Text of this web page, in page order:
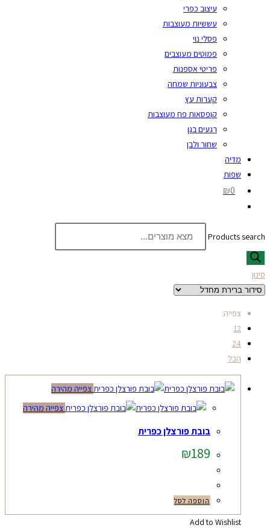
עיצוב כפרי
עששיות מעוצבות
פסלי נוי
פמוטים מעוצבים
פריטי אספנות
צבעוניות שמחה
קערות עץ
קופסאות פח מעוצבות
רגעים בגן
שחור ולבן
מדיה
שפות
₪0
Products search
סינון
צפייה:
12
24
הכל
צפייה מהירה
צפייה מהירה
בובת פורצלן כפרית
₪189
הוספה לסל
Add to Wishlist